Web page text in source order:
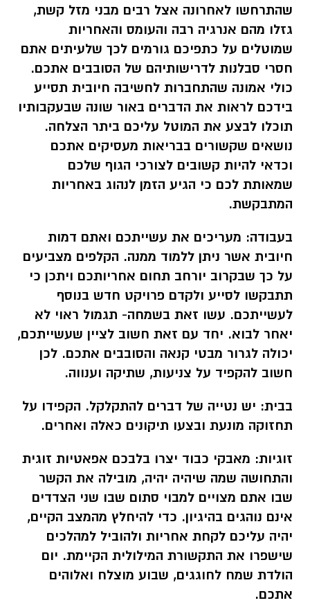
שהתרחשו לאחרונה אצל רבים מבני מזל קשת,
גזלו מהם אנרגיה רבה והעומס והאחריות
שמוטלים על כתפיכם גורמים לכך שלעיתים אתם
חסרי סבלנות לדרישותיהם של הסובבים אתכם.
כולי אמונה שהתחברות לחשיבה חיובית תסייע
בידכם לראות את הדברים באור שונה שבעקבותיו
תוכלו לבצע את המוטל עליכם ביתר הצלחה.
נושאים שקשורים בבריאות מעסיקים אתכם
וכדאי להיות קשובים לצורכי הגוף שלכם
שמאותת לכם כי הגיע הזמן לנהוג באחריות
המתבקשת.
בעבודה: מעריכים את עשייתכם ואתם דמות
חיובית אשר ניתן ללמוד ממנה. הקלפים מצביעים
על כך שבקרוב יורחב תחום אחריותכם ויתכן כי
תתבקשו לסייע ולקדם פרויקט חדש בנוסף
לעשייתכם. עשו זאת בשמחה- תגמול ראוי לא
יאחר לבוא. יחד עם זאת חשוב לציין שעשייתכם,
יכולה לגרור מבטי קנאה והסובבים אתכם. לכן
חשוב להקפיד על צניעות, שתיקה וענווה.
בבית: יש נטייה של דברים להתקלקל. הקפידו על
תחזוקה מונעת ובצעו תיקונים כאלה ואחרים.
זוגיות: מאבקי כבוד יצרו בלבכם אפאטיות זוגית
והתחושה שמה שיהיה יהיה, מובילה את הקשר
שבו אתם מצויים למבוי סתום שבו שני הצדדים
אינם נוהגים בהיגיון. כדי להיחלץ מהמצב הקיים,
יהיה עליכם לקחת אחריות ולהוביל למהלכים
שישפרו את התקשורת המילולית הקיימת. יום
הולדת שמח לחוגגים, שבוע מוצלח ואלוהים
אתכם.